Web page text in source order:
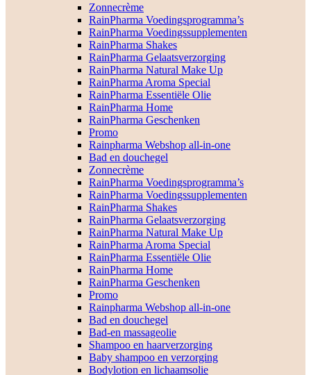
Zonnecrème
RainPharma Voedingsprogramma’s
RainPharma Voedingssupplementen
RainPharma Shakes
RainPharma Gelaatsverzorging
RainPharma Natural Make Up
RainPharma Aroma Special
RainPharma Essentiële Olie
RainPharma Home
RainPharma Geschenken
Promo
Rainpharma Webshop all-in-one
Bad en douchegel
Zonnecrème
RainPharma Voedingsprogramma’s
RainPharma Voedingssupplementen
RainPharma Shakes
RainPharma Gelaatsverzorging
RainPharma Natural Make Up
RainPharma Aroma Special
RainPharma Essentiële Olie
RainPharma Home
RainPharma Geschenken
Promo
Rainpharma Webshop all-in-one
Bad en douchegel
Bad-en massageolie
Shampoo en haarverzorging
Baby shampoo en verzorging
Bodylotion en lichaamsolie